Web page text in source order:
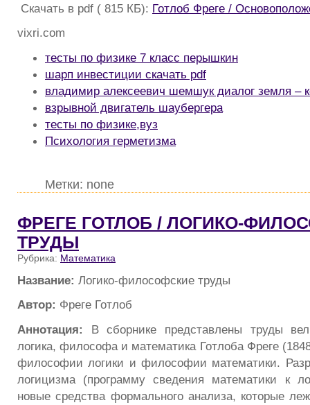
Скачать в pdf ( 815 КБ): Готлоб Фреге /
vixri.com
тесты по физике 7 класс перышкин
шарп инвестиции скачать pdf
владимир алексеевич шемшук диалог земля –
взрывной двигатель шаубергера
тесты по физике,вуз
Психология герметизма
Метки: none
ФРЕГЕ ГОТЛОБ / ЛОГИКО-
ТРУДЫ
Рубрика: Математика
Название: Логико-философские труды
Автор: Фреге Готлоб
Аннотация: В сборнике представлены труды
логика, философа и математика Готлоба Фреге
философии логики и философии математики.
логицизма (программу сведения математики к
новые средства формального анализа, которые